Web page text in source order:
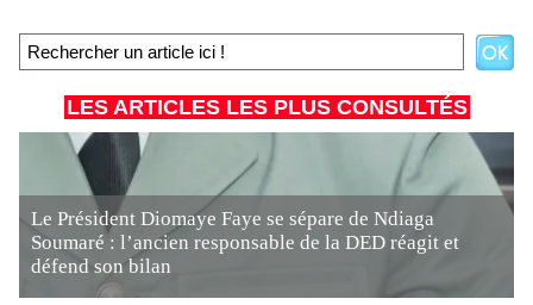
LES ARTICLES LES PLUS CONSULTÉS
Le Président Diomaye Faye se sépare de Ndiaga
Soumaré : l’ancien responsable de la DED réagit et
défend son bilan